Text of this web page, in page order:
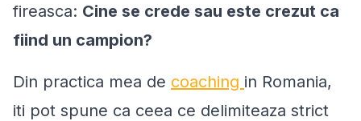
fireasca: Cine se crede sau este crezut ca
fiind un campion?
Din practica mea de coaching in Romania,
iti pot spune ca ceea ce delimiteaza strict